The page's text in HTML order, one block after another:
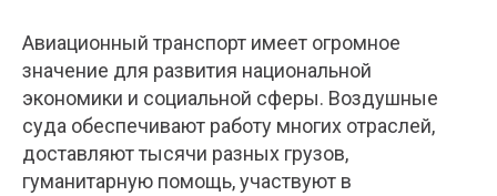
Авиационный транспорт имеет огромное
значение для развития национальной
экономики и социальной сферы. Воздушные
суда обеспечивают работу многих отраслей,
доставляют тысячи разных грузов,
гуманитарную помощь, участвуют в